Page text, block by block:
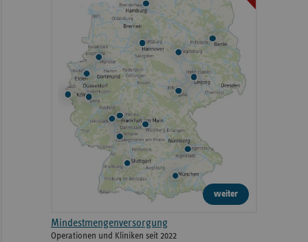
weiter
Mindestmengenversorgung
Operationen und Kliniken seit 2022